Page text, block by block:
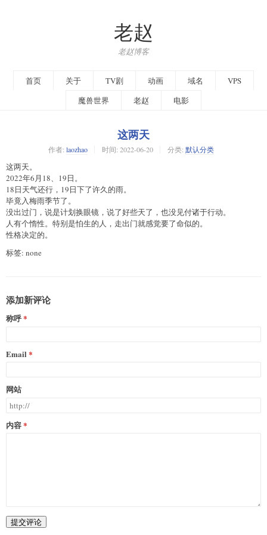
老赵
老赵博客
首页 关于 TV剧 动画 域名
VPS
魔兽世界
老赵 电影
这两天
作者: laozhao 时间: 2022-06-20 分类: 默认分类
这两天。
2022年6月18、19日。
18日天气还行，19日下了许久的雨。
毕竟入梅雨季节了。
没出过门，说是计划换眼镜，说了好些天了，也没见付诸于行动。
人有个惰性。特别是怕生的人，走出门就感觉要了命似的。
性格决定的。
标签: none
添加新评论
称呼
Email
网站
内容
提交评论